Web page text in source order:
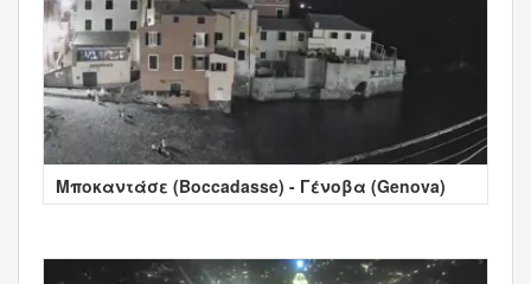
Μποκαντάσε (Boccadasse) - Γένοβα (Genova)